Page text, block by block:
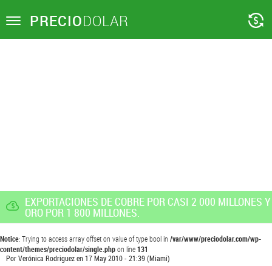
Toggle PRECIODOLAR
EXPORTACIONES DE COBRE POR CASI 2 000 MILLONES Y
ORO POR 1 800 MILLONES.
Notice: Trying to access array offset on value of type bool in /var/www/preciodolar.com/wp-
content/themes/preciodolar/single.phpon line131
PorVerónica Rodriguezen17 May 2010 - 21:39(Miami)